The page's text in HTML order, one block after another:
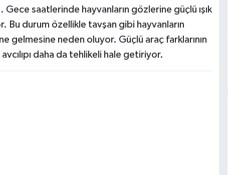
Gece saatlerinde hayvanların gözlerine güçlü ışık
Bu durum özellikle tavşan gibi hayvanların
gelmesine neden oluyor. Güçlü araç farklarının
avcılıpı daha da tehlikeli hale getiriyor.